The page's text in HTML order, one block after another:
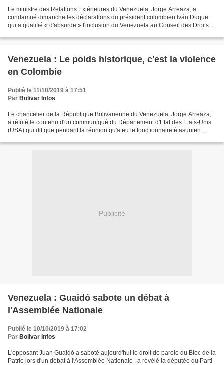
Le ministre des Relations Extérieures du Venezuela, Jorge Arreaza, a
condamné dimanche les déclarations du président colombien Iván Duque
qui a qualifié « d'absurde » l'inclusion du Venezuela au Conseil des Droits
Venezuela : Le poids historique, c'est la violence
en Colombie
Publié le 11/10/2019 à 17:51
Par Bolivar Infos
Le chancelier de la République Bolivarienne du Venezuela, Jorge Arreaza,
a réfuté le contenu d'un communiqué du Département d'Etat des Etats-Unis
(USA) qui dit que pendant la réunion qu'a eu le fonctionnaire étasunien
Publicité
Venezuela : Guaidó sabote un débat à
l'Assemblée Nationale
Publié le 10/10/2019 à 17:02
Par Bolivar Infos
L'opposant Juan Guaidó a saboté aujourd'hui le droit de parole du Bloc de la
Patrie lors d'un débat à l'Assemblée Nationale , a révélé la députée du Parti